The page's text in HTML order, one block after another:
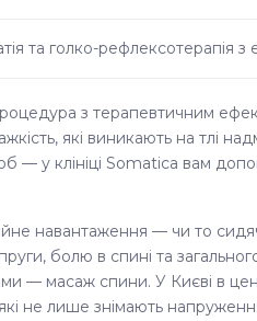
та голко-рефлексотерапія
з терапевтичним
які виникають на тлі
— у клініці Somatica вам
навантаження — чи то
болю в спині та
— масаж спини. У Києві в
не лише знімають